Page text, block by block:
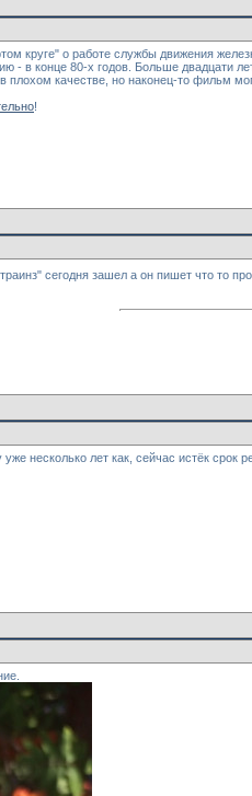
круге" о работе службы движения
- в конце 80-х годов. Больше двадцати
качестве, но наконец-то фильм
!
сегодня зашел а он пишет что то
уже несколько лет как, сейчас истёк